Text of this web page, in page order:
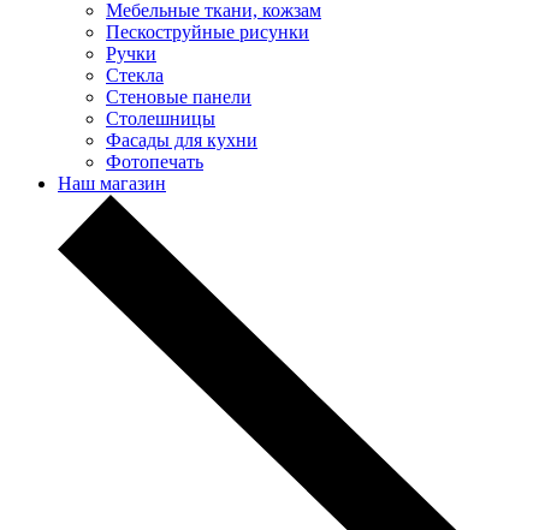
Мебельные ткани, кожзам
Пескоструйные рисунки
Ручки
Стекла
Стеновые панели
Столешницы
Фасады для кухни
Фотопечать
Наш магазин